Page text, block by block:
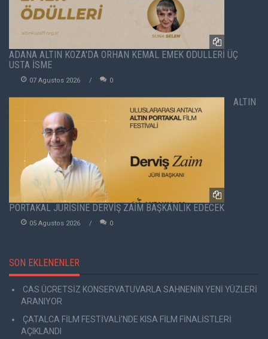
ADANA ALTIN KOZA'DA ORHAN KEMAL EMEK ÖDÜLLERİ ÜÇ
USTA İSME
07 Agustos 2026 0
ALTIN
PORTAKAL JÜRİSİNE DERVİŞ ZAİM BAŞKANLIK EDECEK
05 Agustos 2026 0
SON EKLENENLER
CAS ÜCRETSİZ KONSERVATUVARLA SAHNENİN YENİ YÜZLERİ
ARANIYOR
ÇATALCA FİLM FESTİVALİ'NDE KISA FİLM FİNALİSTLERİ
AÇIKLANDI